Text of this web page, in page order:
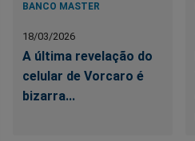
BANCO MASTER
18/03/2026
A última revelação do
celular de Vorcaro é
bizarra...